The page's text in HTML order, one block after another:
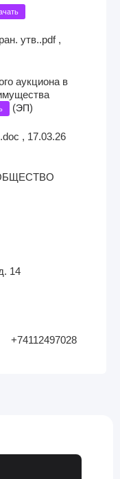
утв..pdf ,
аукциона в
(ЭП)
, 17.03.26
14
+74112497028